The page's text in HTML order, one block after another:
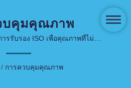
บคุมคุณภาพ
รรับรอง ISO เพื่อคุณภาพที่ไม่มี
/ การควบคุมคุณภาพ